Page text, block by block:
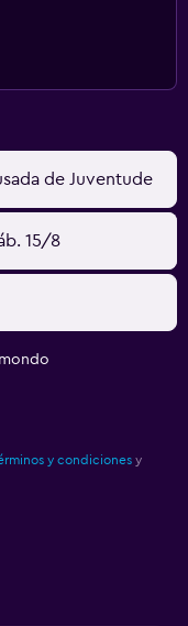
de Juventude
15/8
y condiciones y